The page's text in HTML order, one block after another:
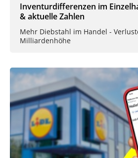
Inventurdifferenzen im
& aktuelle Zahlen
Mehr Diebstahl im Handel -
Milliardenhöhe